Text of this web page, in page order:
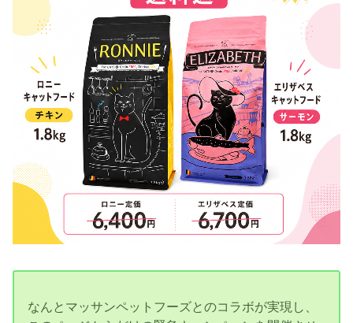
なんとマッサンペットフーズとのコラボが実現し、